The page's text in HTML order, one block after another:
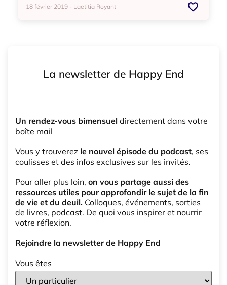
18 février 2019 - Laetitia Royant
La newsletter de Happy End
Un rendez-vous bimensuel directement dans votre
boîte mail
Vous y trouverez le nouvel épisode du podcast, ses
coulisses et des infos exclusives sur les invités.
Pour aller plus loin, on vous partage aussi des
ressources utiles pour approfondir le sujet de la fin
de vie et du deuil. Colloques, événements, sorties
de livres, podcast. De quoi vous inspirer et nourrir
votre réflexion.
Rejoindre la newsletter de Happy End
Vous êtes